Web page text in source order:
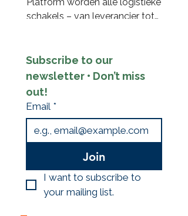
door AI
schakels – van leverancier tot
verbonden. De Q-Hubs fungeren
daarbij als intelligente assemblage-
en consolidatiepunten waar
materialen worden gecontroleerd,
complete bouwkits.
Subscribe to our
newsletter • Don’t miss
out!
Email *
Join
I want to subscribe to
your mailing list.